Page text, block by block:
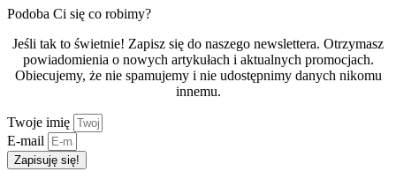
Podoba Ci się co robimy?
Jeśli tak to świetnie! Zapisz się do naszego newslettera. Otrzymasz
powiadomienia o nowych artykułach i aktualnych promocjach.
Obiecujemy, że nie spamujemy i nie udostępnimy danych nikomu
innemu.
Twoje imię
E-mail
Zapisuję się!